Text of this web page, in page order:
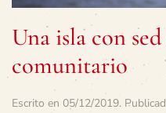
Una isla con
comunitario
Escrito en 05/12/2019.